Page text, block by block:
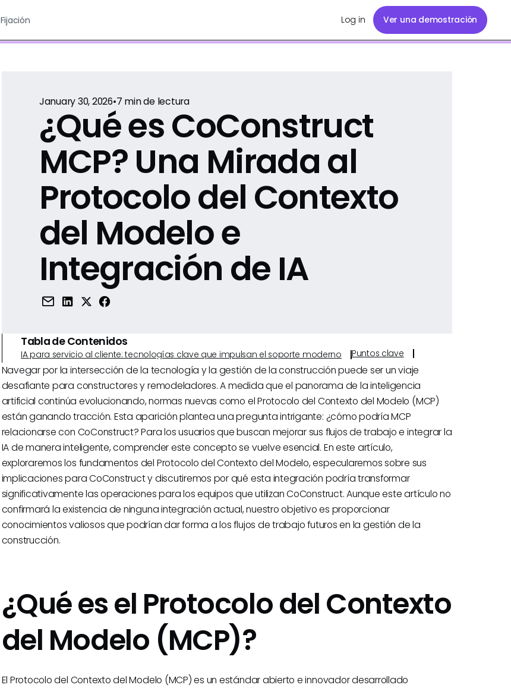
Fijación Log in Ver una demostración
January 30, 2026•7 min de lectura
¿Qué es CoConstruct
MCP? Una Mirada al
Protocolo del Contexto
del Modelo e
Integración de IA
Tabla de Contenidos
IA para servicio al cliente: tecnologías clave que impulsan el soporte moderno Puntos clave
Navegar por la intersección de la tecnología y la gestión de la construcción puede ser un viaje
desafiante para constructores y remodeladores. A medida que el panorama de la inteligencia
artificial continúa evolucionando, normas nuevas como el Protocolo del Contexto del Modelo (MCP)
están ganando tracción. Esta aparición plantea una pregunta intrigante: ¿cómo podría MCP
relacionarse con CoConstruct? Para los usuarios que buscan mejorar sus flujos de trabajo e integrar la
IA de manera inteligente, comprender este concepto se vuelve esencial. En este artículo,
exploraremos los fundamentos del Protocolo del Contexto del Modelo, especularemos sobre sus
implicaciones para CoConstruct y discutiremos por qué esta integración podría transformar
significativamente las operaciones para los equipos que utilizan CoConstruct. Aunque este artículo no
confirmará la existencia de ninguna integración actual, nuestro objetivo es proporcionar
conocimientos valiosos que podrían dar forma a los flujos de trabajo futuros en la gestión de la
construcción.
¿Qué es el Protocolo del Contexto
del Modelo (MCP)?
El Protocolo del Contexto del Modelo (MCP) es un estándar abierto e innovador desarrollado